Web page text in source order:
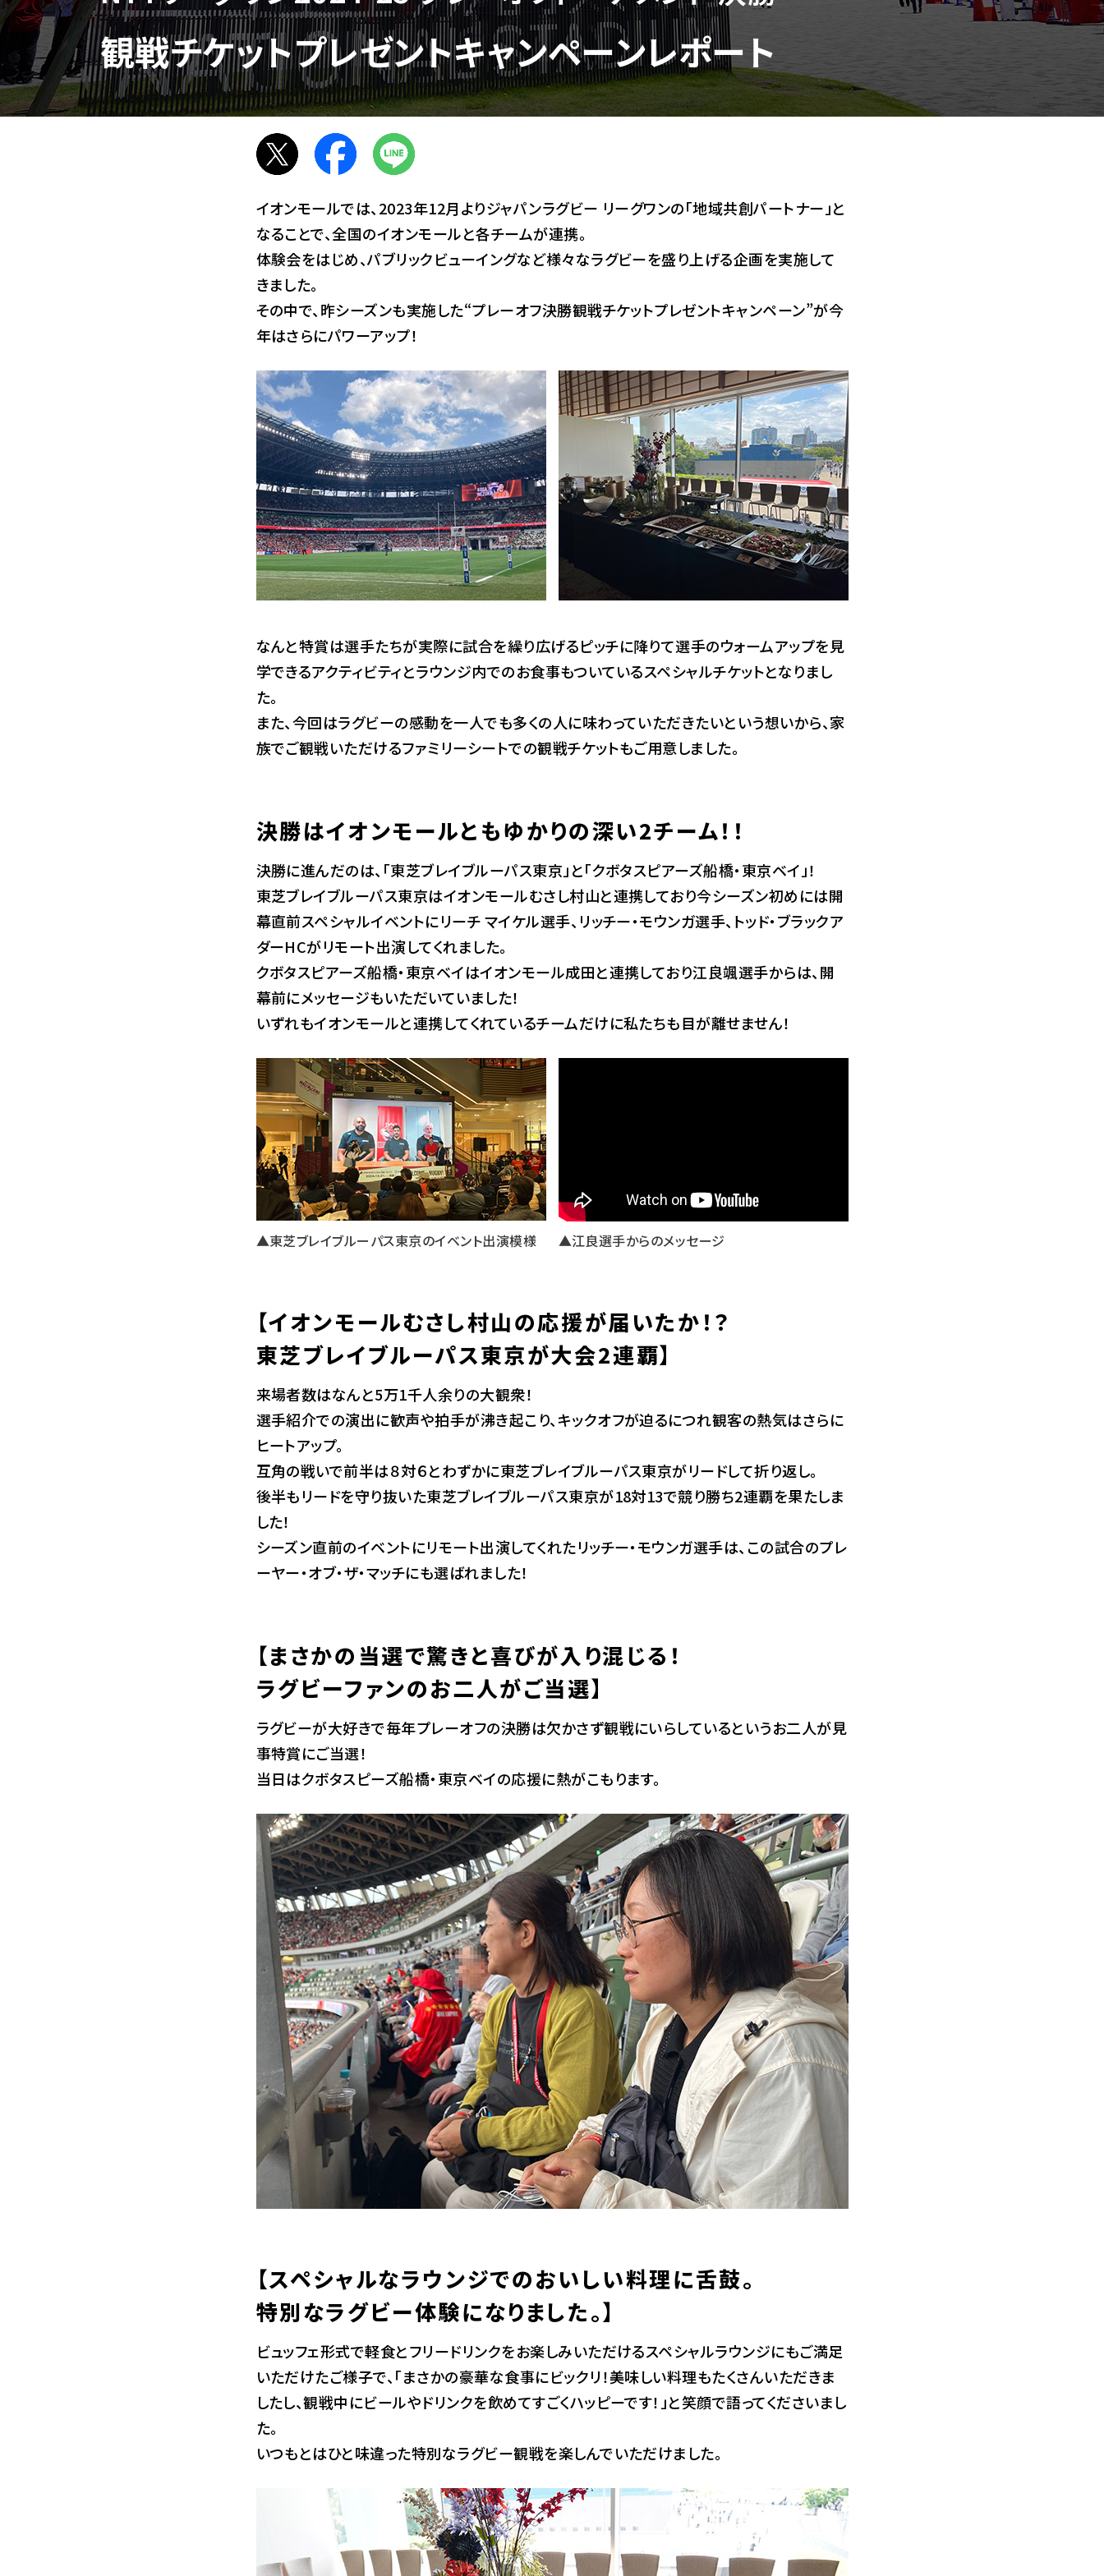
観戦チケットプレゼントキャンペーンレポート
イオンモールでは、2023年12月よりジャパンラグビー リーグワンの「地域共創パートナー」と
なることで、全国のイオンモールと各チームが連携。
体験会をはじめ、パブリックビューイングなど様々なラグビーを盛り上げる企画を実施して
きました。
その中で、昨シーズンも実施した“プレーオフ決勝観戦チケットプレゼントキャンペーン”が今
年はさらにパワーアップ！
なんと特賞は選手たちが実際に試合を繰り広げるピッチに降りて選手のウォームアップを見
学できるアクティビティとラウンジ内でのお食事もついているスペシャルチケットとなりまし
た。
また、今回はラグビーの感動を一人でも多くの人に味わっていただきたいという想いから、家
族でご観戦いただけるファミリーシートでの観戦チケットもご用意しました。
決勝はイオンモールともゆかりの深い2チーム！！
決勝に進んだのは、「東芝ブレイブルーパス東京」と「クボタスピアーズ船橋・東京ベイ」！
東芝ブレイブルーパス東京はイオンモールむさし村山と連携しており今シーズン初めには開
幕直前スペシャルイベントにリーチ マイケル選手、リッチー・モウンガ選手、トッド・ブラックア
ダーHCがリモート出演してくれました。
クボタスピアーズ船橋・東京ベイはイオンモール成田と連携しており江良颯選手からは、開
幕前にメッセージもいただいていました！
いずれもイオンモールと連携してくれているチームだけに私たちも目が離せません！
▲東芝ブレイブルーパス東京のイベント出演模様 ▲江良選手からのメッセージ
【イオンモールむさし村山の応援が届いたか！？
東芝ブレイブルーパス東京が大会2連覇】
来場者数はなんと5万1千人余りの大観衆！
選手紹介での演出に歓声や拍手が沸き起こり、キックオフが迫るにつれ観客の熱気はさらに
ヒートアップ。
互角の戦いで前半は８対６とわずかに東芝ブレイブルーパス東京がリードして折り返し。
後半もリードを守り抜いた東芝ブレイブルーパス東京が18対13で競り勝ち2連覇を果たしま
した！
シーズン直前のイベントにリモート出演してくれたリッチー・モウンガ選手は、この試合のプレ
ーヤー・オブ・ザ・マッチにも選ばれました！
【まさかの当選で驚きと喜びが入り混じる！
ラグビーファンのお二人がご当選】
ラグビーが大好きで毎年プレーオフの決勝は欠かさず観戦にいらしているというお二人が見
事特賞にご当選！
当日はクボタスピーズ船橋・東京ベイの応援に熱がこもります。
【スペシャルなラウンジでのおいしい料理に舌鼓。
特別なラグビー体験になりました。】
ビュッフェ形式で軽食とフリードリンクをお楽しみいただけるスペシャルラウンジにもご満足
いただけたご様子で、「まさかの豪華な食事にビックリ！美味しい料理もたくさんいただきま
したし、観戦中にビールやドリンクを飲めてすごくハッピーです！」と笑顔で語ってくださいまし
た。
いつもとはひと味違った特別なラグビー観戦を楽しんでいただけました。